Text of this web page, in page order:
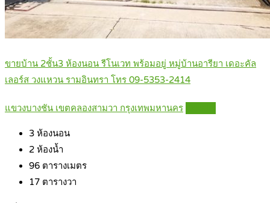
ขายบ้าน 2ชั้น3 ห้องนอน รีโนเวท พร้อมอยู่ หมู่บ้านอารียา เดอะคัล
เลอร์ส วงแหวน รามอินทรา โทร 09-5353-2414
แขวงบางชัน เขตคลองสามวา กรุงเทพมหานคร
3 ห้องนอน
2 ห้องน้ำ
96 ตารางเมตร
17 ตารางวา